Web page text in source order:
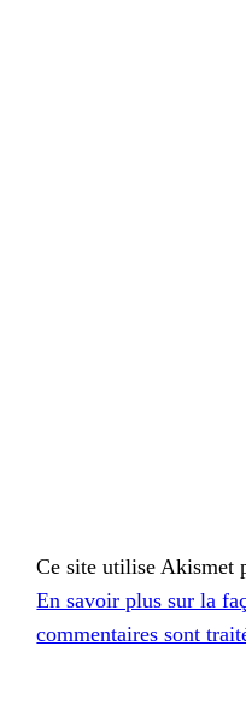
Ce site utilise Akismet
En savoir plus sur la
commentaires sont